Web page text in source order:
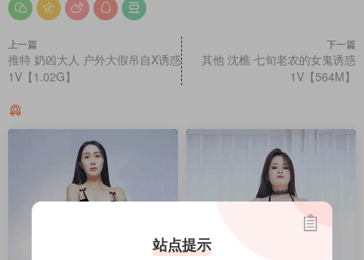
上一篇
推特 奶凶大人 户外大假吊自X诱惑
1V【1.02G】
下一篇
其他 沈樵 七旬老农的女鬼诱惑
1V【564M】
站点提示